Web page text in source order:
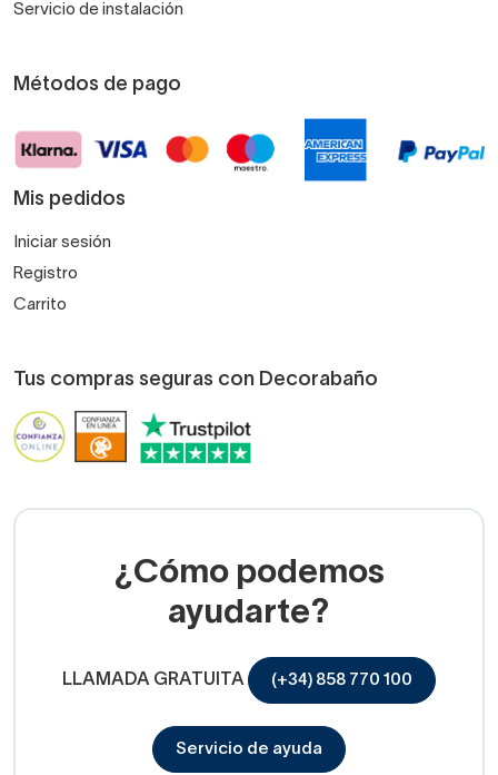
Servicio de instalación
Métodos de pago
Mis pedidos
Iniciar sesión
Registro
Carrito
Tus compras seguras con Decorabaño
¿Cómo podemos
ayudarte?
LLAMADA GRATUITA (+34) 858 770 100
Servicio de ayuda